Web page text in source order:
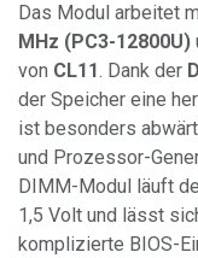
Das Modul arbeitet
MHz (PC3-12800U)
von CL11. Dank der
der Speicher eine
ist besonders
und Prozessor-
DIMM-Modul läuft
1,5 Volt und lässt
komplizierte BIOS-